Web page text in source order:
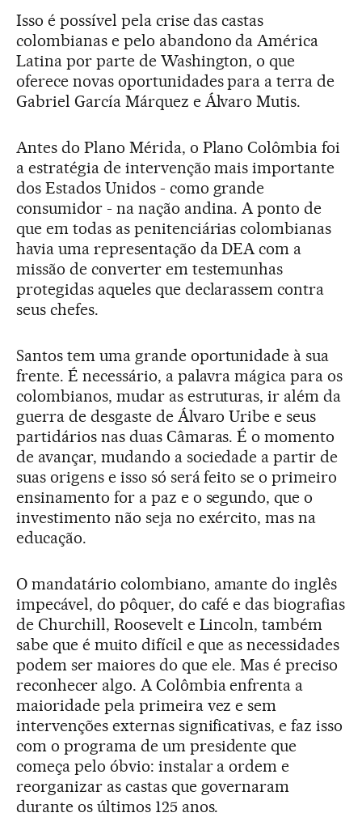
Isso é possível pela crise das castas
colombianas e pelo abandono da América
Latina por parte de Washington, o que
oferece novas oportunidades para a terra de
Gabriel García Márquez e Álvaro Mutis.
Antes do Plano Mérida, o Plano Colômbia foi
a estratégia de intervenção mais importante
dos Estados Unidos - como grande
consumidor - na nação andina. A ponto de
que em todas as penitenciárias colombianas
havia uma representação da DEA com a
missão de converter em testemunhas
protegidas aqueles que declarassem contra
seus chefes.
Santos tem uma grande oportunidade à sua
frente. É necessário, a palavra mágica para os
colombianos, mudar as estruturas, ir além da
guerra de desgaste de Álvaro Uribe e seus
partidários nas duas Câmaras. É o momento
de avançar, mudando a sociedade a partir de
suas origens e isso só será feito se o primeiro
ensinamento for a paz e o segundo, que o
investimento não seja no exército, mas na
educação.
O mandatário colombiano, amante do inglês
impecável, do pôquer, do café e das biografias
de Churchill, Roosevelt e Lincoln, também
sabe que é muito difícil e que as necessidades
podem ser maiores do que ele. Mas é preciso
reconhecer algo. A Colômbia enfrenta a
maioridade pela primeira vez e sem
intervenções externas significativas, e faz isso
com o programa de um presidente que
começa pelo óbvio: instalar a ordem e
reorganizar as castas que governaram
durante os últimos 125 anos.